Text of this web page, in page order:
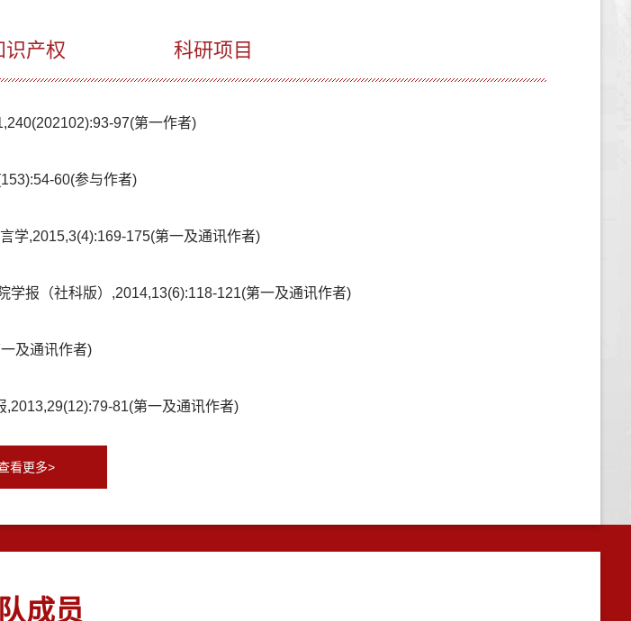
识产权 科研项目
97(第一作者)
60(参与作者)
学,2015,3(4):169-175(第一及通讯作者)
报（社科版）,2014,13(6):118-121(第一及通讯作者)
及通讯作者)
81(第一及通讯作者)
看更多>
成员